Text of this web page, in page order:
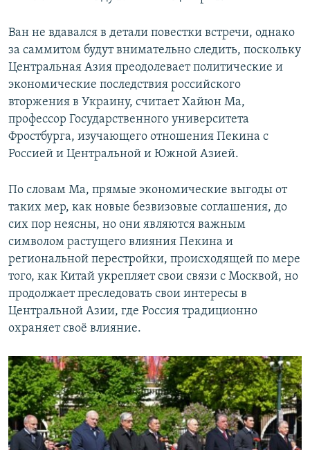
Ван не вдавался в детали повестки встречи, однако
за саммитом будут внимательно следить, поскольку
Центральная Азия преодолевает политические и
экономические последствия российского
вторжения в Украину, считает Хайюн Ма,
профессор Государственного университета
Фростбурга, изучающего отношения Пекина с
Россией и Центральной и Южной Азией.
По словам Ма, прямые экономические выгоды от
таких мер, как новые безвизовые соглашения, до
сих пор неясны, но они являются важным
символом растущего влияния Пекина и
региональной перестройки, происходящей по мере
того, как Китай укрепляет свои связи с Москвой, но
продолжает преследовать свои интересы в
Центральной Азии, где Россия традиционно
охраняет своё влияние.